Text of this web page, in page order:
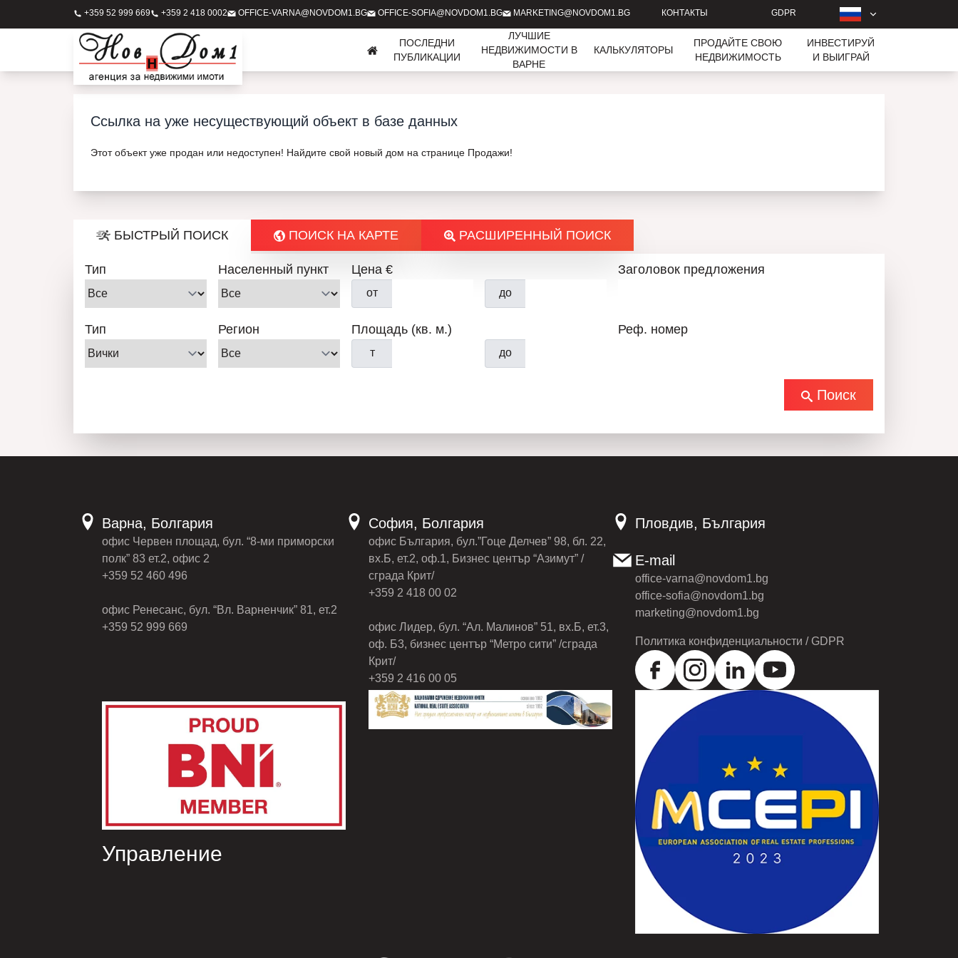
+359 52 999 669 +359 2 418 0002 OFFICE-VARNA@NOVDOM1.BG OFFICE-SOFIA@NOVDOM1.BG MARKETING@NOVDOM1.BG КОНТАКТЫ GDPR
ПОСЛЕДНИ
ПУБЛИКАЦИИ
ЛУЧШИЕ
НЕДВИЖИМОСТИ В
ВАРНЕ
КАЛЬКУЛЯТОРЫ
ПРОДАЙТЕ СВОЮ
НЕДВИЖИМОСТЬ
ИНВЕСТИРУЙ
И ВЫИГРАЙ
Ссылка на уже несуществующий объект в базе данных
Этот объект уже продан или недоступен! Найдите свой новый дом на странице Продажи!
БЫСТРЫЙ ПОИСК ПОИСК НА КАРТЕ РАСШИРЕННЫЙ ПОИСК
Тип Населенный пункт
Тип Регион
Цена €
от до
Площадь (кв. м.)
т до
Заголовок предложения
Реф. номер
Поиск
Варна, Болгария
офис Червен площад, бул. “8-ми приморски
полк” 83 ет.2, офис 2
+359 52 460 496
офис Ренесанс, бул. “Вл. Варненчик” 81, ет.2
+359 52 999 669
София, Болгария
офис България, бул.”Гоце Делчев” 98, бл. 22,
вх.Б, ет.2, оф.1, Бизнес център “Азимут” /
сграда Крит/
+359 2 418 00 02
офис Лидер, бул. “Ал. Малинов” 51, вх.Б, ет.3,
оф. Б3, бизнес център “Метро сити” /сграда
Крит/
+359 2 416 00 05
Пловдив, България
E-mail
office-varna@novdom1.bg
office-sofia@novdom1.bg
marketing@novdom1.bg
Политика конфиденциальности / GDPR
Управление